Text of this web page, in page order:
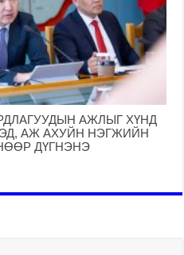
АЖЛЫГ ХҮНД
АЖ АХУЙН НЭГЖИЙН
ДҮГНЭНЭ